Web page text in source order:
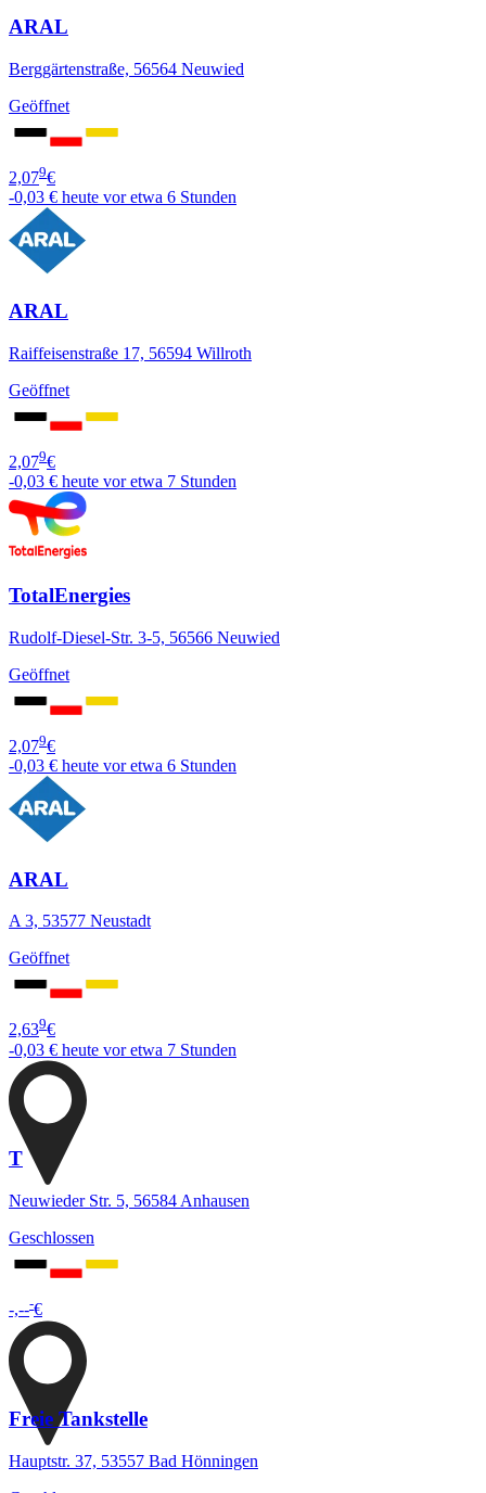
ARAL
Berggärtenstraße, 56564 Neuwied
Geöffnet
2,079€
-0,03 € heute vor etwa 6 Stunden
ARAL
Raiffeisenstraße 17, 56594 Willroth
Geöffnet
2,079€
-0,03 € heute vor etwa 7 Stunden
TotalEnergies
Rudolf-Diesel-Str. 3-5, 56566 Neuwied
Geöffnet
2,079€
-0,03 € heute vor etwa 6 Stunden
ARAL
A 3, 53577 Neustadt
Geöffnet
2,639€
-0,03 € heute vor etwa 7 Stunden
T
Neuwieder Str. 5, 56584 Anhausen
Geschlossen
-,---€
Freie Tankstelle
Hauptstr. 37, 53557 Bad Hönningen